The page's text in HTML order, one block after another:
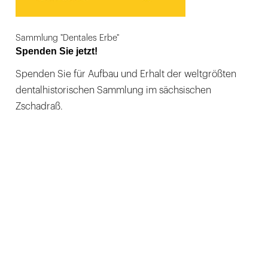
Sammlung "Dentales Erbe"
Spenden Sie jetzt!
Spenden Sie für Aufbau und Erhalt der weltgrößten
dentalhistorischen Sammlung im sächsischen
Zschadraß.